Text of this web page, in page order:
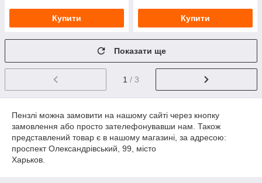
Купити Купити
Показати ще
1 / 3
Пензлі можна замовити на нашому сайті через кнопку
замовлення або просто зателефонувавши нам. Також
представлений товар є в нашому магазині, за адресою:
проспект Олександрівський, 99, місто
Харьков.